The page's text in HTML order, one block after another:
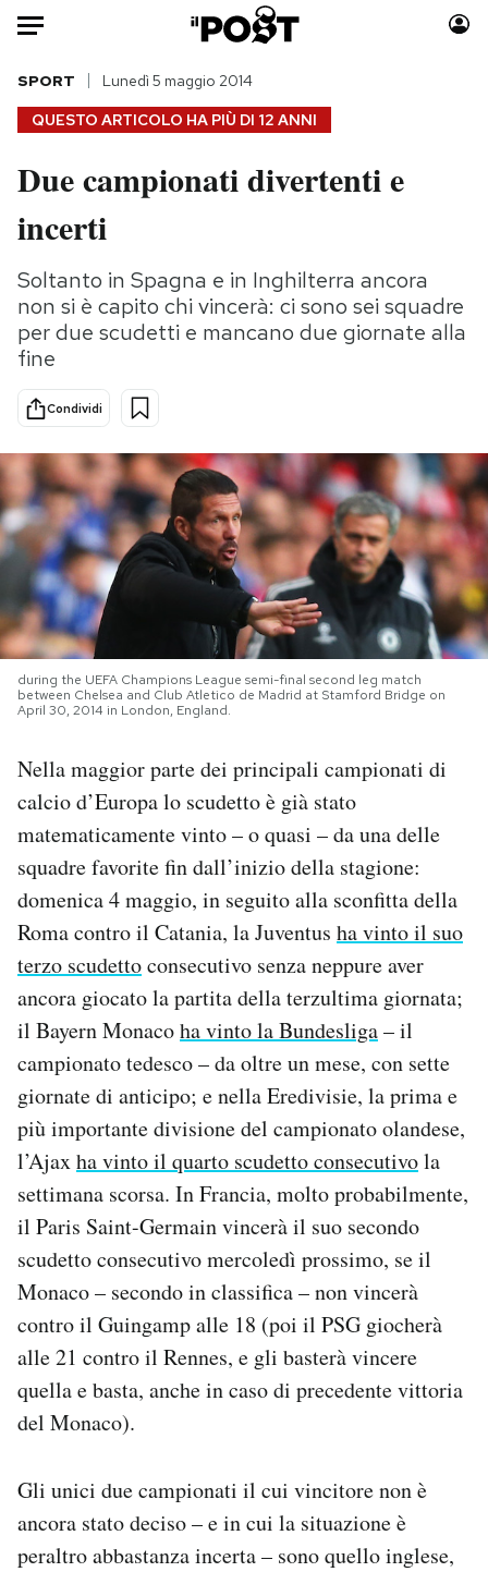
Auto
HOME
Italia
Politica
Tecnologia
Internet
Scienza
Economia
Moda
Storie/Idee
Ok Boomer!
Media
PODCAST
NEWSLETTER
I MIEI PREFERITI
CALENDARIO
AREA PERSONALE
Area Personale
Newsletter
Notifiche mobile
Regala il Post
QUESTO ARTICOLO HA PIÙ DI 12 ANNI
SPORT Lunedì 5 maggio 2014
Due campionati divertenti e
incerti
Soltanto in Spagna e in Inghilterra ancora
non si è capito chi vincerà: ci sono sei squadre
per due scudetti e mancano due giornate alla
fine
Condividi
during the UEFA Champions League semi-final second leg match
between Chelsea and Club Atletico de Madrid at Stamford Bridge on
April 30, 2014 in London, England.
Nella maggior parte dei principali campionati di
calcio d’Europa lo scudetto è già stato
matematicamente vinto – o quasi – da una delle
squadre favorite fin dall’inizio della stagione:
domenica 4 maggio, in seguito alla sconfitta della
Roma contro il Catania, la Juventus ha vinto il suo
terzo scudettoconsecutivo senza neppure aver
ancora giocato la partita della terzultima giornata;
il Bayern Monacoha vinto la Bundesliga– il
campionato tedesco – da oltre un mese, con sette
giornate di anticipo; e nella Eredivisie, la prima e
più importante divisione del campionato olandese,
l’Ajaxha vinto il quarto scudetto consecutivola
settimana scorsa. In Francia, molto probabilmente,
il Paris Saint-Germain vincerà il suo secondo
scudetto consecutivo mercoledì prossimo, se il
Monaco – secondo in classifica – non vincerà
contro il Guingamp alle 18 (poi il PSG giocherà
alle 21 contro il Rennes, e gli basterà vincere
quella e basta, anche in caso di precedente vittoria
del Monaco).
Gli unici due campionati il cui vincitore non è
ancora stato deciso – e in cui la situazione è
peraltro abbastanza incerta – sono quello inglese,